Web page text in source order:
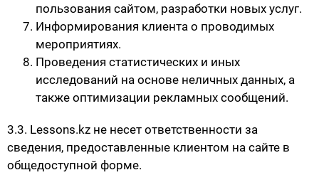
пользования сайтом, разработки новых услуг.
Информирования клиента о проводимых
мероприятиях.
Проведения статистических и иных
исследований на основе неличных данных, а
также оптимизации рекламных сообщений.
3.3. Lessons.kz не несет ответственности за
сведения, предоставленные клиентом на сайте в
общедоступной форме.